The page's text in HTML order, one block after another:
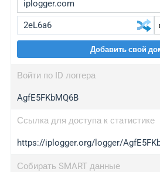
wl.gl
ed.tc
iplogger.com
maper.info
Добавить свой
Войти по ID логгера
AgfE5FKbMQ6B
Ссылка для доступа к статистике
https://iplogger.org/logger/
Собирать SMART данные